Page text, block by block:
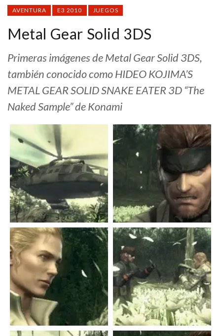
AVENTURA E3 2010 JUEGOS
Metal Gear Solid 3DS
Primeras imágenes de Metal Gear Solid 3DS,
también conocido comoHIDEO KOJIMA’S
METAL GEAR SOLID SNAKE EATER 3D “The
Naked Sample”de Konami